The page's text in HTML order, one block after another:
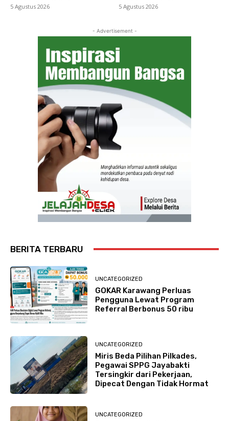
5 Agustus 2026
5 Agustus 2026
- Advertisement -
BERITA TERBARU
UNCATEGORIZED
GOKAR Karawang Perluas
Pengguna Lewat Program
Referral Berbonus 50 ribu
UNCATEGORIZED
Miris Beda Pilihan Pilkades,
Pegawai SPPG Jayabakti
Tersingkir dari Pekerjaan,
Dipecat Dengan Tidak Hormat
UNCATEGORIZED